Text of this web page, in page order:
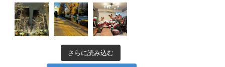
さらに読み込む